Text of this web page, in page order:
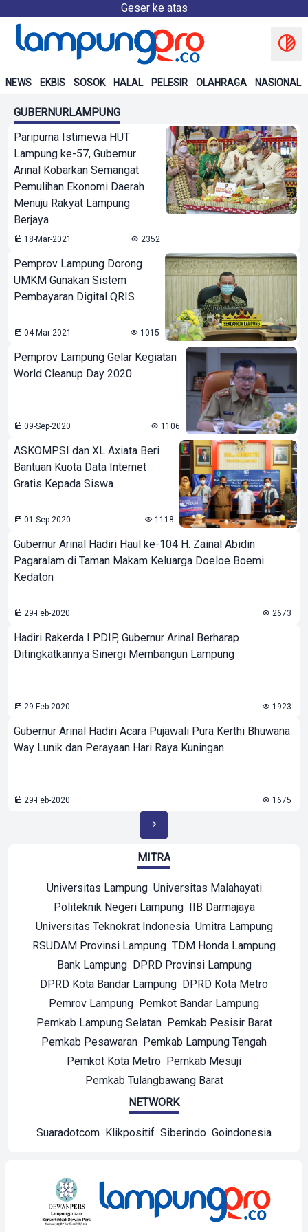
Geser ke atas
NEWS EKBIS SOSOK HALAL PELESIR OLAHRAGA NASIONAL
GUBERNURLAMPUNG
Paripurna Istimewa HUT
Lampung ke-57, Gubernur
Arinal Kobarkan Semangat
Pemulihan Ekonomi Daerah
Menuju Rakyat Lampung
Berjaya
18-Mar-2021 2352
Pemprov Lampung Dorong
UMKM Gunakan Sistem
Pembayaran Digital QRIS
04-Mar-2021 1015
Pemprov Lampung Gelar Kegiatan
World Cleanup Day 2020
09-Sep-2020 1106
ASKOMPSI dan XL Axiata Beri
Bantuan Kuota Data Internet
Gratis Kepada Siswa
01-Sep-2020 1118
Gubernur Arinal Hadiri Haul ke-104 H. Zainal Abidin
Pagaralam di Taman Makam Keluarga Doeloe Boemi
Kedaton
29-Feb-2020 2673
Hadiri Rakerda I PDIP, Gubernur Arinal Berharap
Ditingkatkannya Sinergi Membangun Lampung
29-Feb-2020 1923
Gubernur Arinal Hadiri Acara Pujawali Pura Kerthi Bhuwana
Way Lunik dan Perayaan Hari Raya Kuningan
29-Feb-2020 1675
MITRA
Universitas Lampung Universitas Malahayati
Politeknik Negeri Lampung IIB Darmajaya
Universitas Teknokrat Indonesia Umitra Lampung
RSUDAM Provinsi Lampung TDM Honda Lampung
Bank Lampung DPRD Provinsi Lampung
DPRD Kota Bandar Lampung DPRD Kota Metro
Pemrov Lampung Pemkot Bandar Lampung
Pemkab Lampung Selatan Pemkab Pesisir Barat
Pemkab Pesawaran Pemkab Lampung Tengah
Pemkot Kota Metro Pemkab Mesuji
Pemkab Tulangbawang Barat
NETWORK
Suaradotcom Klikpositif Siberindo Goindonesia